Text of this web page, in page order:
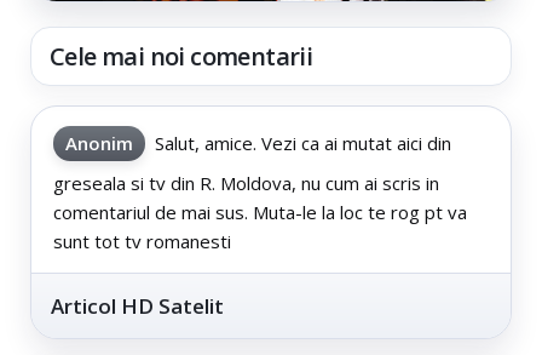
Cele mai noi comentarii
Anonim
Salut, amice. Vezi ca ai mutat aici din
greseala si tv din R. Moldova, nu cum ai scris in
comentariul de mai sus. Muta-le la loc te rog pt va
sunt tot tv romanesti
Articol HD Satelit